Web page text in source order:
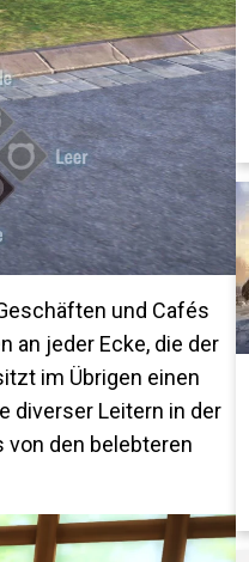
und Cafés
an jeder Ecke, die der
im Übrigen einen
diverser Leitern in der
von den belebteren